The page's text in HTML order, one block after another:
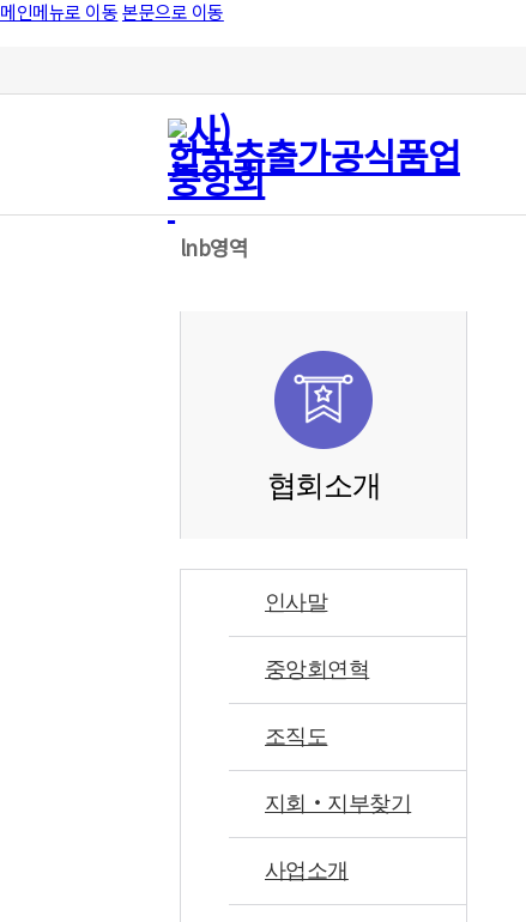
메인메뉴로 이동본문으로 이동
lnb영역
협회소개
인사말
중앙회연혁
조직도
지회‧지부찾기
사업소개